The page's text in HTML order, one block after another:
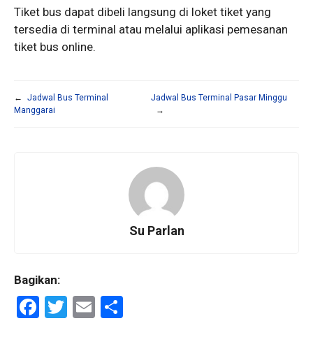
Tiket bus dapat dibeli langsung di loket tiket yang
tersedia di terminal atau melalui aplikasi pemesanan
tiket bus online.
←
Jadwal Bus Terminal
Manggarai
Jadwal Bus Terminal Pasar Minggu
→
Su Parlan
Bagikan:
F
T
E